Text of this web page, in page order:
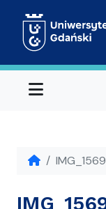
Menu
IMG_1569